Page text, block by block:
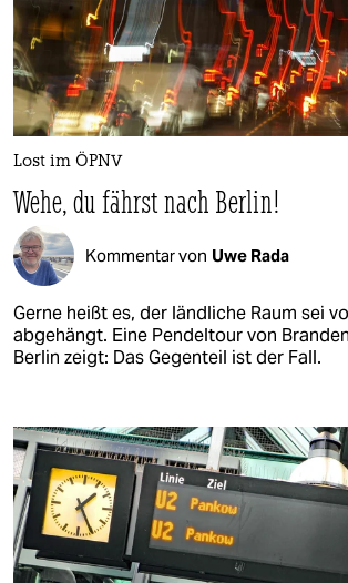
Lost im ÖPNV
Wehe, du fährst nach Berlin!
Kommentar von Uwe Rada
Gerne heißt es, der ländliche Raum sei
abgehängt. Eine Pendeltour von
Berlin zeigt: Das Gegenteil ist der Fall.